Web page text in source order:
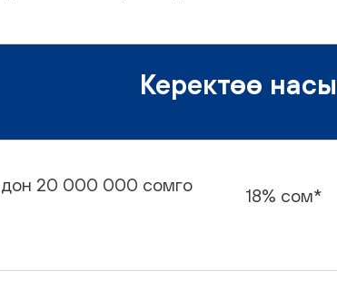
Керектөө
дон 20 000 000 сомго
18% сом*